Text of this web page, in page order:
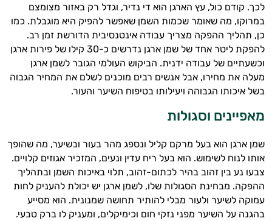
לכך. קודם כול, עץ הארגן הוא די נדיר, וגדל רק באזור מצומצם
במרוקו, מה שאומר שכמות השמן שאפשר להפיק היא מוגבלת. כמו
כן, תהליך ההפקה מצריך עבודה אינטנסיבית הדורשת זמן רב.
להפקת ליטר אחד של שמן ארגן נדרשים כ-30 קילו של פירות ארגן
וכשעתיים של עבודה ידנית. הביקוש העולמי הגובר לשמן ארגן
מעלה את מחירו, אבל אנשים רבים מוכנים לשלם את המחיר הגבוה
בשל איכותו הגבוהה ויעילותו בטיפוח השיער והעור.
מאפיינים וסגולות
שמן ארגן הוא בעל מרקם קליל ונספג מהר בעור ובשיער, מה שהופך
אותו לנוח לשימוש. הוא בעל ריח עדין ונעים, המזכיר אגוזים קלויים.
צבעו נע בין זהוב בהיר לכתום-זהוב, תלוי באיכות השמן ובתהליך
ההפקה. מבחינת הסגולות שלו, לשמן ארגן יש יכולת להעניק לחות
עמוקה לשיער ולעור מבלי להותיר תחושה שמנונית. הוא מסייע
בהגנה על השיער מפני נזקי חום וכימיקלים, ומעניק לו ברק טבעי.